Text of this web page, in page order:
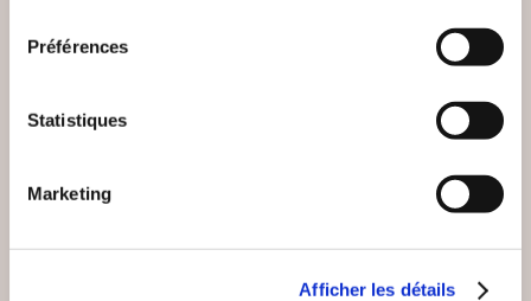
Préférences
Statistiques
Marketing
Afficher les détails
Thierry DEBAT Alain HARGUINDEGUY
SAINT-PALAIS